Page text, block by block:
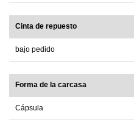
Cinta de repuesto
bajo pedido
Forma de la carcasa
Cápsula